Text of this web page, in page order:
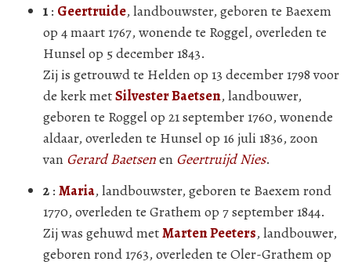
1 : Geertruide, landbouwster, geboren te Baexem
op 4 maart 1767, wonende te Roggel, overleden te
Hunsel op 5 december 1843.
Zij is getrouwd te Helden op 13 december 1798 voor
de kerk metSilvester Baetsen, landbouwer,
geboren te Roggel op 21 september 1760, wonende
aldaar, overleden te Hunsel op 16 juli 1836, zoon
van Gerard Baetsenen Geertruijd Nies.
2 : Maria, landbouwster, geboren te Baexem rond
1770, overleden te Grathem op 7 september 1844.
Zij was gehuwd metMarten Peeters, landbouwer,
geboren rond 1763, overleden te Oler-Grathem op